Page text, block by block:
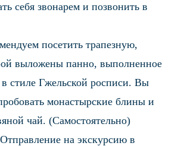
себя звонарем и позвонить в
посетить трапезную,
выложены панно, выполненное
в стиле Гжельской росписи. Вы
монастырские блины и
чай. (Самостоятельно)
на экскурсию в